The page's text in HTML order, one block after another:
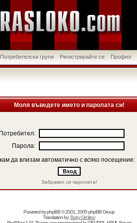
Потребителски групи Регистрирайте се Профил
Моля въведете името и паролата си!
Потребител:
Парола:
да влизам автоматично с всяко посещение:
Забравих си паролата!
Powered byphpBB© 2001, 2005 phpBB Group
Translation by:Boby Dimitrov